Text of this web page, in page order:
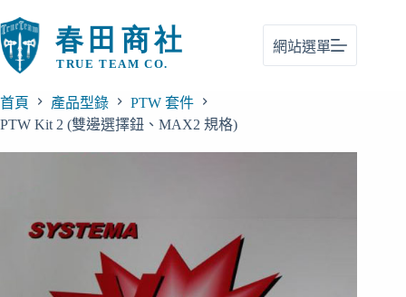
至
主
內
容
網站選單
首頁 產品型錄
PTW 套件
PTW Kit 2 (雙邊選擇鈕、MAX2 規格)